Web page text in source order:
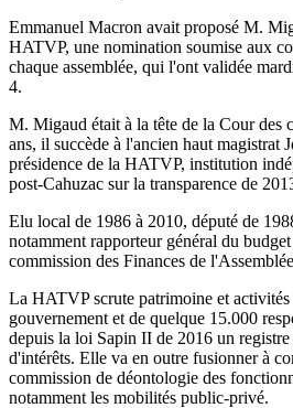
Emmanuel Macron avait proposé M.
HATVP, une nomination soumise aux
chaque assemblée, qui l'ont validée
4.
M. Migaud était à la tête de la Cour des
ans, il succède à l'ancien haut magistrat
présidence de la HATVP, institution
post-Cahuzac sur la transparence de
Elu local de 1986 à 2010, député de
notamment rapporteur général du
commission des Finances de
La HATVP scrute patrimoine et activités
gouvernement et de quelque 15.000
depuis la loi Sapin II de 2016 un registre
d'intérêts. Elle va en outre fusionner à
commission de déontologie des
notamment les mobilités public-privé.